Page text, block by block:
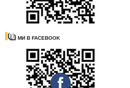
МИ В FACEBOOK